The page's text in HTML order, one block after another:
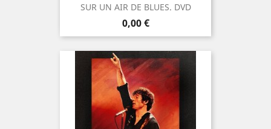
SUR UN AIR DE BLUES. DVD
Prix
0,00 €